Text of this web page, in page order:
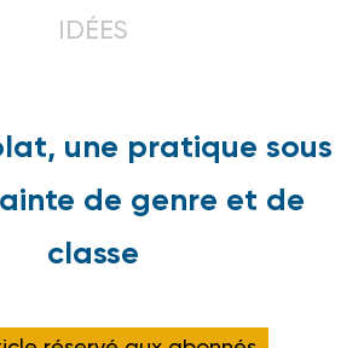
IDÉES
une pratique sous
de genre et de
classe